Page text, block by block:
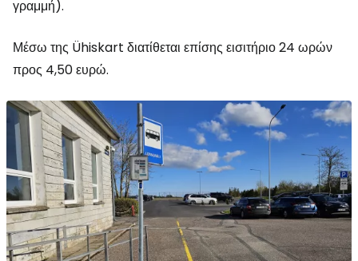
γραμμή).
Μέσω της Ühiskart διατίθεται επίσης εισιτήριο 24 ωρών
προς 4,50 ευρώ.